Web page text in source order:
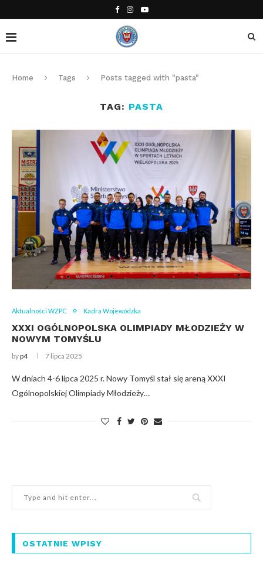
Home Tags Posts tagged with "pasta"
TAG: PASTA
Aktualności WZPC Kadra Wojewódzka
XXXI OGÓLNOPOLSKA OLIMPIADY MŁODZIEŻY W
NOWYM TOMYŚLU
byp4 7 lipca 2025
W dniach 4-6 lipca 2025 r. Nowy Tomyśl stał się areną XXXI
Ogólnopolskiej Olimpiady Młodzieży…
OSTATNIE WPISY